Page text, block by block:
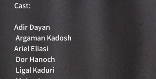
Cast:
Adir Dayan
Argaman Kadosh
Ariel Eliasi
Dor Hanoch
Ligal Kaduri